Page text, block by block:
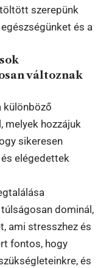
szerepünk
és a
változnak
különböző
melyek hozzájuk
sikeresen
elégedettek
dominál,
ami stresszhez és
fontos, hogy
és